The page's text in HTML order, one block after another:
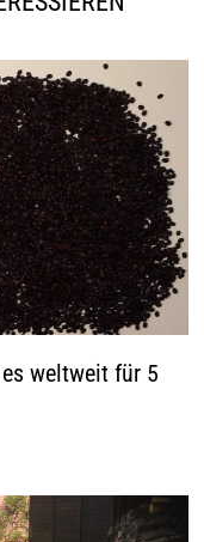
weltweit für 5